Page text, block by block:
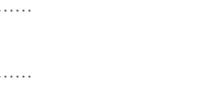
＊＊＊＊＊
＊＊＊＊＊